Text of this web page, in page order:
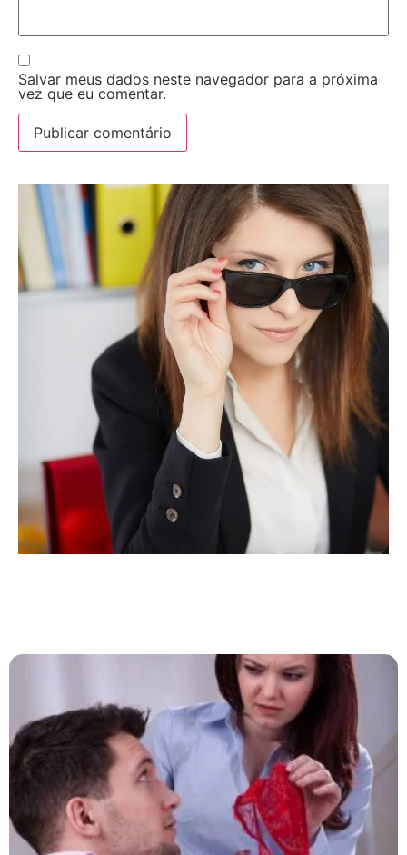
Salvar meus dados neste navegador para a próxima
vez que eu comentar.